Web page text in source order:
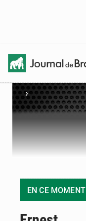
›
EN CE MOMENT